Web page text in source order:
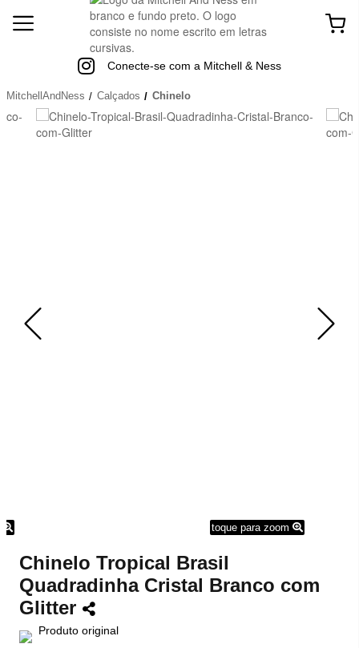
Conecte-se com a Mitchell & Ness
MitchellAndNess Calçados Chinelo
toque para zoom
Chinelo Tropical Brasil
Quadradinha Cristal Branco com
Glitter
Produto original